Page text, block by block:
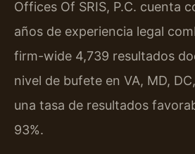
Offices Of SRIS, P.C. cuenta
años de experiencia legal
firm-wide 4,739 resultados
nivel de bufete en VA, MD,
una tasa de resultados
93%.